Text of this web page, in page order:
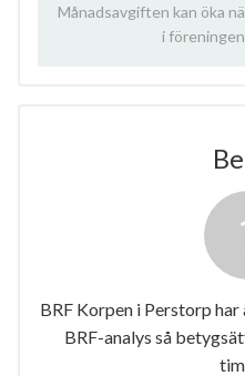
Månadsavgiften kan öka
i
BRF Korpen i Perstorp
BRF-analys så